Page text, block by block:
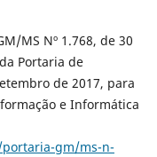
MS Nº 1.768, de 30
Portaria de
de 2017, para
e Informática
gm/ms-n-